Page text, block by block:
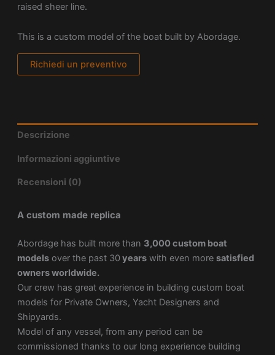
raised sheer line.
This is a custom model of the boat built by Abordage.
Richiedi un preventivo
Descrizione
Informazioni aggiuntive
Recensioni (0)
A custom made replica
Abordage has built more than 3,000 custom boat
modelsover the past 30 yearswith even more satisfied
owners worldwide.
Our crew has great experience in building custom boat
models for Private Owners, Yacht Designers and
Shipyards.
Model of any vessel, from any period can be
commissioned thanks to our long experience building